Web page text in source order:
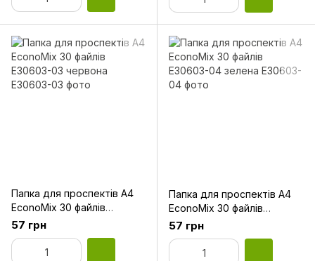
Папка для проспектів А4
EconoMix 30 файлів
E30603-03 червона
57 грн
Папка для проспектів А4
EconoMix 30 файлів
E30603-04 зелена
57 грн